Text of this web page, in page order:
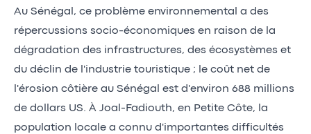
Au Sénégal, ce problème environnemental a des
répercussions socio-économiques en raison de la
dégradation des infrastructures, des écosystèmes et
du déclin de l'industrie touristique ; le coût net de
l'érosion côtière au Sénégal est d'environ 688 millions
de dollars US. À Joal-Fadiouth, en Petite Côte, la
population locale a connu d'importantes difficultés